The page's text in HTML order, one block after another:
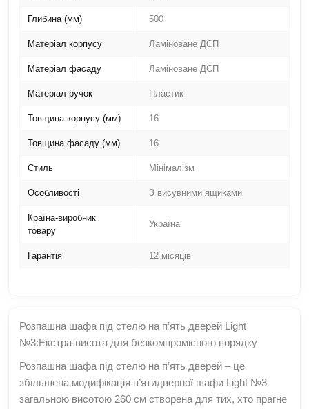
Глибина (мм) 500
Матеріал корпусу Ламіноване ДСП
Матеріал фасаду Ламіноване ДСП
Матеріал ручок Пластик
Товщина корпусу (мм) 16
Товщина фасаду (мм) 16
Стиль Мінімалізм
Особливості З висувними ящиками
Країна-виробник
товару
Україна
Гарантія 12 місяців
Розпашна шафа під стелю на п’ять дверей Light
№3:Екстра-висота для безкомпромісного порядку
Розпашна шафа під стелю на п’ять дверей – це
збільшена модифікація п’ятидверної шафи Light №3
загальною висотою 260 см створена для тих, хто прагне